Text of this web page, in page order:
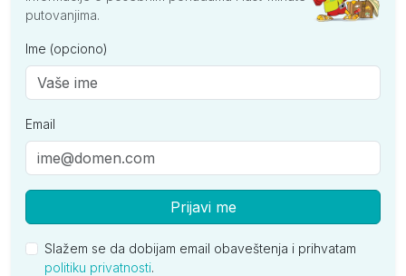
putovanjima.
Ime (opciono)
Email
Prijavi me
Slažem se da dobijam email obaveštenja i prihvatam
politiku privatnosti.